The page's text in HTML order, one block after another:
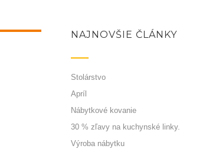
NAJNOVŠIE ČLÁNKY
Stolárstvo
Apríl
Nábytkové kovanie
30 % zľavy na kuchynské linky.
Výroba nábytku